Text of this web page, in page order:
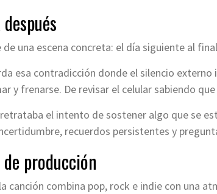
de una escena concreta: el día siguiente al
esa contradicción donde el silencio
y frenarse. De revisar el celular sabiendo
retrataba el intento de sostener algo que se
recuerdos persistentes y
producción
canción combina pop, rock e indie con una